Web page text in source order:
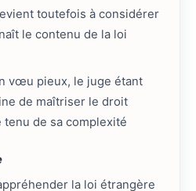
toutefois à considérer
le contenu de la loi
vœu pieux, le juge étant
de maîtriser le droit
tenu de sa complexité
la loi étrangère